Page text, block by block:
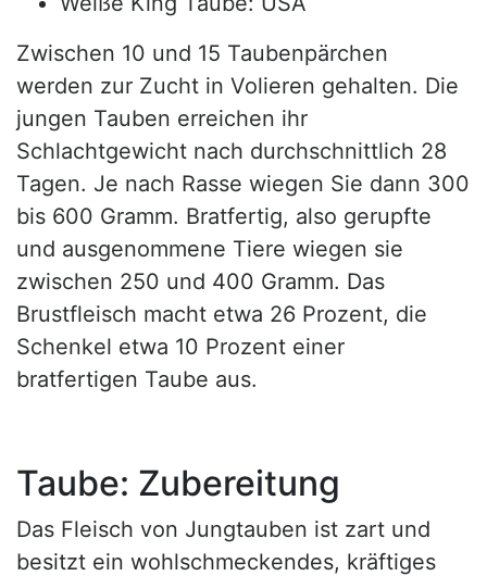
Zwischen 10 und 15 Taubenpärchen
werden zur Zucht in Volieren gehalten. Die
jungen Tauben erreichen ihr
Schlachtgewicht nach durchschnittlich 28
Tagen. Je nach Rasse wiegen Sie dann 300
bis 600 Gramm. Bratfertig, also gerupfte
und ausgenommene Tiere wiegen sie
zwischen 250 und 400 Gramm. Das
Brustfleisch macht etwa 26 Prozent, die
Schenkel etwa 10 Prozent einer
bratfertigen Taube aus.
Taube: Zubereitung
Das Fleisch von Jungtauben ist zart und
besitzt ein wohlschmeckendes, kräftiges